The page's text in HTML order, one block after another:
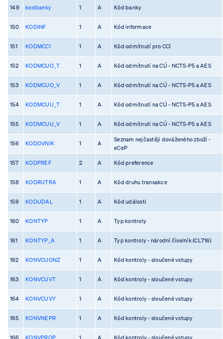
149 kodbanky 1 A Kód banky
150 KODINF 1 A Kód informace
151 KODMCCI 1 A Kód odmítnutí pro CCI
152 KODMCUO_T 1 A Kód odmítnutí na CÚ - NCTS-P5 a AES
153 KODMCUO_V 1 A Kód odmítnutí na CÚ - NCTS-P5 a AES
154 KODMCUU_T 1 A Kód odmítnutí na CÚ - NCTS-P5 a AES
155 KODMCUU_V 1 A Kód odmítnutí na CÚ - NCTS-P5 a AES
156 KODOVNIK 1 A
Seznam nejčastěji dováženého zboží -
eCeP
157 KODPREF 2 A Kód preference
158 KODRUTRA 1 A Kód druhu transakce
159 KODUDAL 1 A Kód události
160 KONTYP 1 A Typ kontroly
161 KONTYP_A 1 A Typ kontroly - národní číselník (CL716)
162 KONVCUONZ 1 A Kód kontroly - sloučené vstupy
163 KONVCUVT 1 A Kód kontroly - sloučené vstupy
164 KONVCUVY 1 A Kód kontroly - sloučené vstupy
165 KONVNEPR 1 A Kód kontroly - sloučené vstupy
166 KONVPROP 1 A Kód kontroly - sloučené vstupy